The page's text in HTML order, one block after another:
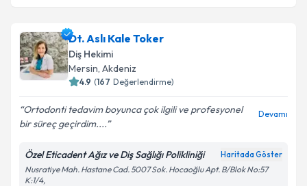
takvim hazırlandığında e-posta ile bilgilendireceğiz.
E-posta Adresiniz
Kişisel verilerimin işlenmesine ilişkin
kapsamda işlenmesini kabul ediyorum.
Dt. Aslı Kale Toker
Diş Hekimi
Mersin, Akdeniz
4.9 (167 Değerlendirme)
Ortodonti tedavim boyunca çok ilgili ve profesyonel
bir süreç geçirdim....
Devamı
Özel Eticadent Ağız ve Diş Sağlığı Polikliniği Haritada Göster
Nusratiye Mah. Hastane Cad. 5007 Sok. Hocaoğlu Apt. B/Blok No:57
K:1/4,